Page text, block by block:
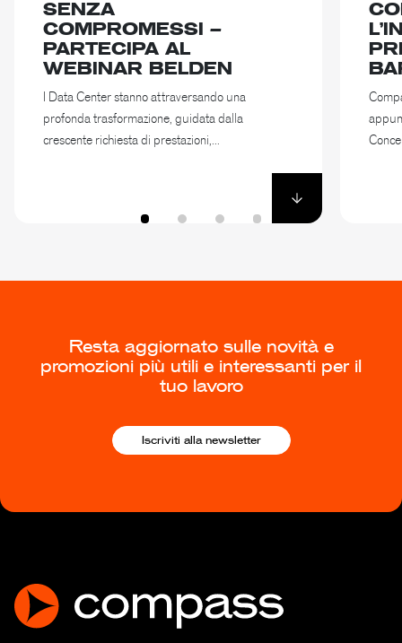
SENZA
COMPROMESSI –
PARTECIPA AL
WEBINAR BELDEN
I Data Center stanno attraversando una
profonda trasformazione, guidata dalla
crescente richiesta di prestazioni,...
Resta aggiornato sulle novità e
promozioni più utili e interessanti per il
tuo lavoro
Iscriviti alla newsletter